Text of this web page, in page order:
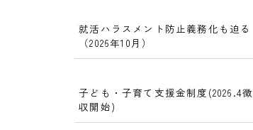
就活ハラスメント防止義務化も迫る
（2026年10月）
子ども・子育て支援金制度(2026.4徴
収開始)